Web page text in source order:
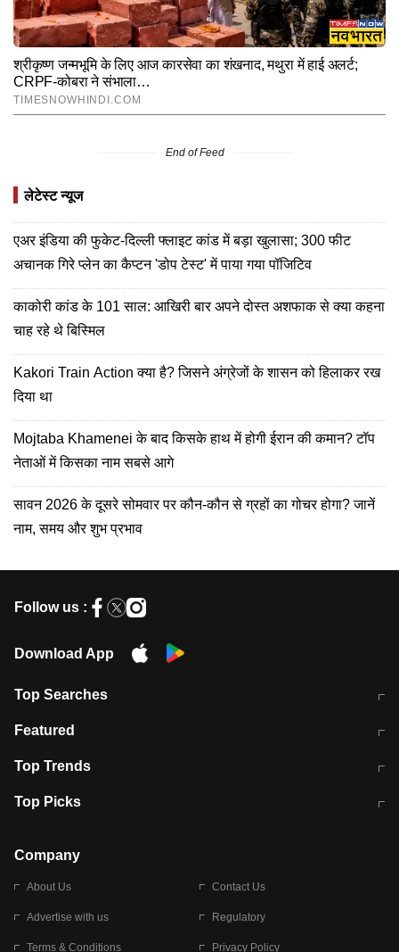
End of Feed
लेटेस्ट न्यूज
एअर इंडिया की फुकेट-दिल्ली फ्लाइट कांड में बड़ा खुलासा; 300 फीट
अचानक गिरे प्लेन का कैप्टन 'डोप टेस्ट' में पाया गया पॉजिटिव
काकोरी कांड के 101 साल: आखिरी बार अपने दोस्त अशफाक से क्या कहना
चाह रहे थे बिस्मिल
Kakori Train Action क्या है? जिसने अंग्रेजों के शासन को हिलाकर रख
दिया था
Mojtaba Khamenei के बाद किसके हाथ में होगी ईरान की कमान? टॉप
नेताओं में किसका नाम सबसे आगे
सावन 2026 के दूसरे सोमवार पर कौन-कौन से ग्रहों का गोचर होगा? जानें
नाम, समय और शुभ प्रभाव
Follow us :
Download App
Top Searches
मुंबई में लगे 'जेन जी' के पोस्टर, लिखा- 'मैं
Featured
10 अगस्त को विधानसभा का घेराव करेंगे
Top Trends
RBI का नया नियम: अब बैंकों को अपनी सभी
Top Picks
बारिश की चेतावनी
Company
About Us Contact Us
Advertise with us Regulatory
Terms & Conditions Privacy Policy